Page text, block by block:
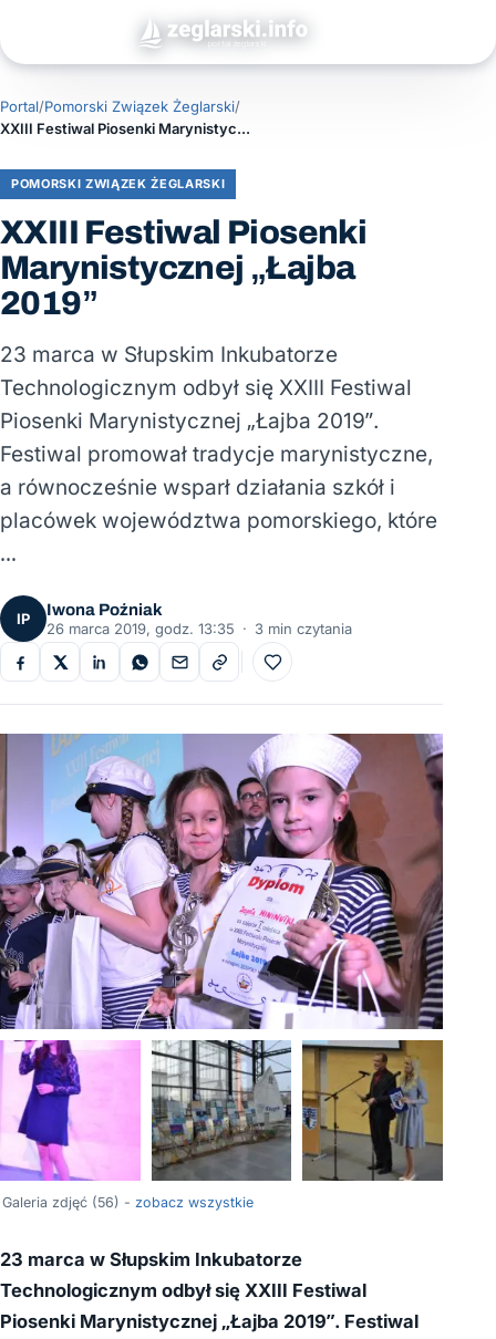
Portal/Pomorski Związek Żeglarski/
XXIII Festiwal Piosenki Marynistycznej „Łajba 2019”
POMORSKI ZWIĄZEK ŻEGLARSKI
XXIII Festiwal Piosenki
Marynistycznej „Łajba
2019”
23 marca w Słupskim Inkubatorze
Technologicznym odbył się XXIII Festiwal
Piosenki Marynistycznej „Łajba 2019”.
Festiwal promował tradycje marynistyczne,
a równocześnie wsparł działania szkół i
placówek województwa pomorskiego, które
…
IP
Iwona Poźniak
26 marca 2019, godz. 13:35 · 3 min czytania
Do ulubionych
Galeria zdjęć (56) - zobacz wszystkie
23 marca w Słupskim Inkubatorze
Technologicznym odbył się XXIII Festiwal
Piosenki Marynistycznej „Łajba 2019”. Festiwal